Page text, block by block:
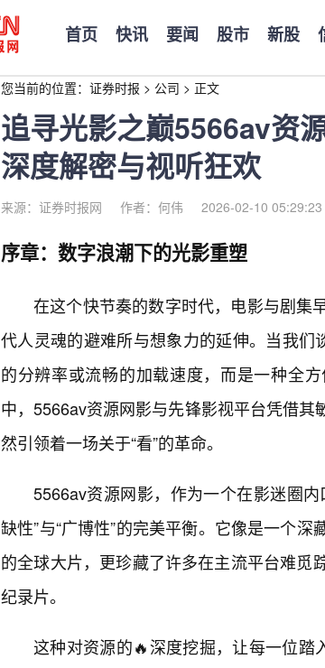
首页 快讯 要闻 股市 新股
您当前的位置： 证券时报 > 公司 > 正文
追寻光影之巅5566av资
深度解密与视听狂欢
来源：证券时报网 作者：何伟 2026-02-10 05:29:23
序章：数字浪潮下的光影重塑
在这个快节奏的数字时代，电影与剧集
代人灵魂的避难所与想象力的延伸。当我们
的分辨率或流畅的加载速度，而是一种全
中，5566av资源网影与先锋影视平台凭借
然引领着一场关于“看”的革命。
5566av资源网影，作为一个在影迷圈
缺性”与“广博性”的完美平衡。它像是一个
的全球大片，更珍藏了许多在主流平台难觅
纪录片。
这种对资源的🔥深度挖掘，让每一位踏